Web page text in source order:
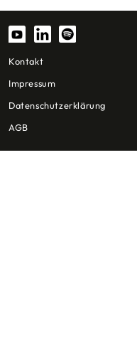
Kontakt
Impressum
Datenschutzerklärung
AGB